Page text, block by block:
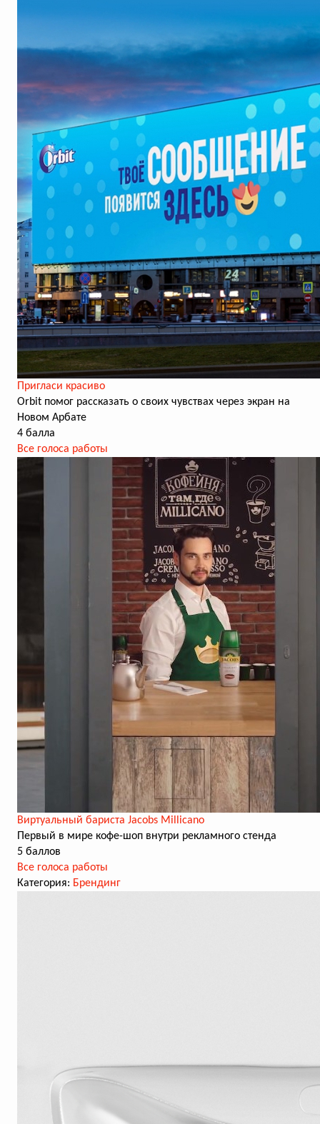
Пригласи красиво
Orbit помог рассказать о своих чувствах через экран на
Новом Арбате
4 балла
Все голоса работы
Виртуальный бариста Jacobs Millicano
Первый в мире кофе-шоп внутри рекламного стенда
5 баллов
Все голоса работы
Категория: Брендинг